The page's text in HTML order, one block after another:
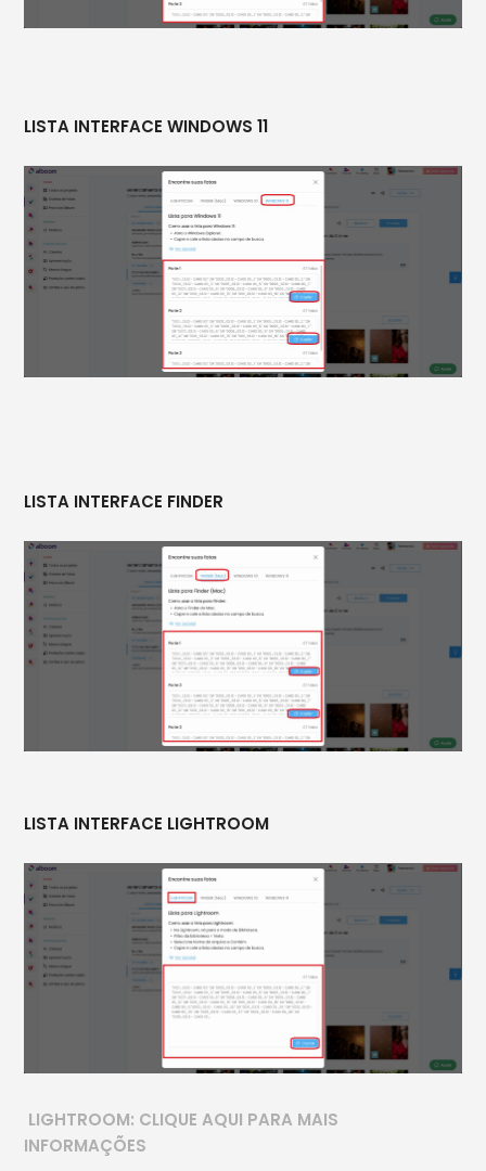
LISTA INTERFACE WINDOWS 11
LISTA INTERFACE FINDER
LISTA INTERFACE LIGHTROOM
LIGHTROOM: CLIQUE AQUI PARA MAIS
INFORMAÇÕES